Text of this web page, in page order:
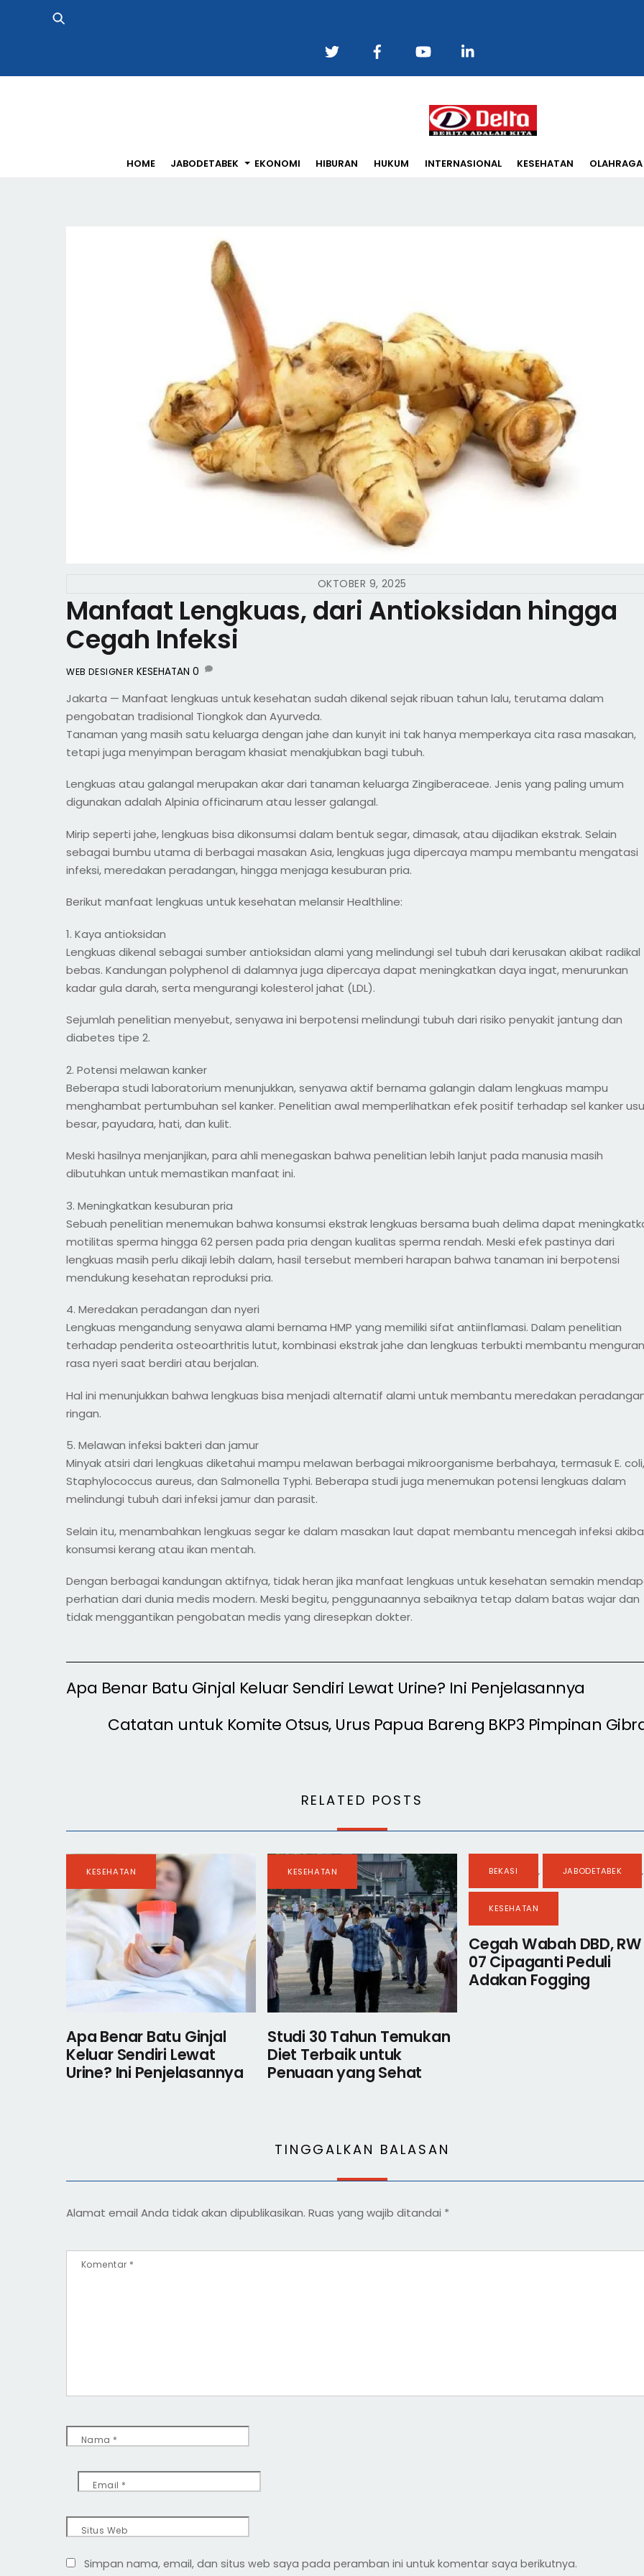
HOME JABODETABEK EKONOMI HIBURAN HUKUM INTERNASIONAL KESEHATAN OLAHRAGA
OKTOBER 9, 2025
Manfaat Lengkuas, dari Antioksidan hingga
Cegah Infeksi
WEB DESIGNER KESEHATAN 0
Jakarta — Manfaat lengkuas untuk kesehatan sudah dikenal sejak ribuan tahun lalu, terutama dalam
pengobatan tradisional Tiongkok dan Ayurveda.
Tanaman yang masih satu keluarga dengan jahe dan kunyit ini tak hanya memperkaya cita rasa masakan,
tetapi juga menyimpan beragam khasiat menakjubkan bagi tubuh.
Lengkuas atau galangal merupakan akar dari tanaman keluarga Zingiberaceae. Jenis yang paling umum
digunakan adalah Alpinia officinarum atau lesser galangal.
Mirip seperti jahe, lengkuas bisa dikonsumsi dalam bentuk segar, dimasak, atau dijadikan ekstrak. Selain
sebagai bumbu utama di berbagai masakan Asia, lengkuas juga dipercaya mampu membantu mengatasi
infeksi, meredakan peradangan, hingga menjaga kesuburan pria.
Berikut manfaat lengkuas untuk kesehatan melansir Healthline:
1. Kaya antioksidan
Lengkuas dikenal sebagai sumber antioksidan alami yang melindungi sel tubuh dari kerusakan akibat radikal
bebas. Kandungan polyphenol di dalamnya juga dipercaya dapat meningkatkan daya ingat, menurunkan
kadar gula darah, serta mengurangi kolesterol jahat (LDL).
Sejumlah penelitian menyebut, senyawa ini berpotensi melindungi tubuh dari risiko penyakit jantung dan
diabetes tipe 2.
2. Potensi melawan kanker
Beberapa studi laboratorium menunjukkan, senyawa aktif bernama galangin dalam lengkuas mampu
menghambat pertumbuhan sel kanker. Penelitian awal memperlihatkan efek positif terhadap sel kanker
besar, payudara, hati, dan kulit.
Meski hasilnya menjanjikan, para ahli menegaskan bahwa penelitian lebih lanjut pada manusia masih
dibutuhkan untuk memastikan manfaat ini.
3. Meningkatkan kesuburan pria
Sebuah penelitian menemukan bahwa konsumsi ekstrak lengkuas bersama buah delima dapat
motilitas sperma hingga 62 persen pada pria dengan kualitas sperma rendah. Meski efek pastinya dari
lengkuas masih perlu dikaji lebih dalam, hasil tersebut memberi harapan bahwa tanaman ini berpotensi
mendukung kesehatan reproduksi pria.
4. Meredakan peradangan dan nyeri
Lengkuas mengandung senyawa alami bernama HMP yang memiliki sifat antiinflamasi. Dalam penelitian
terhadap penderita osteoarthritis lutut, kombinasi ekstrak jahe dan lengkuas terbukti membantu
rasa nyeri saat berdiri atau berjalan.
Hal ini menunjukkan bahwa lengkuas bisa menjadi alternatif alami untuk membantu meredakan
ringan.
5. Melawan infeksi bakteri dan jamur
Minyak atsiri dari lengkuas diketahui mampu melawan berbagai mikroorganisme berbahaya, termasuk E. coli,
Staphylococcus aureus, dan Salmonella Typhi. Beberapa studi juga menemukan potensi lengkuas dalam
melindungi tubuh dari infeksi jamur dan parasit.
Selain itu, menambahkan lengkuas segar ke dalam masakan laut dapat membantu mencegah infeksi
konsumsi kerang atau ikan mentah.
Dengan berbagai kandungan aktifnya, tidak heran jika manfaat lengkuas untuk kesehatan semakin
perhatian dari dunia medis modern. Meski begitu, penggunaannya sebaiknya tetap dalam batas wajar dan
tidak menggantikan pengobatan medis yang diresepkan dokter.
Apa Benar Batu Ginjal Keluar Sendiri Lewat Urine? Ini Penjelasannya
Catatan untuk Komite Otsus, Urus Papua Bareng BKP3 Pimpinan
RELATED POSTS
KESEHATAN
Apa Benar Batu Ginjal
Keluar Sendiri Lewat
Urine? Ini Penjelasannya
KESEHATAN
Studi 30 Tahun Temukan
Diet Terbaik untuk
Penuaan yang Sehat
BEKASI , JABODETABEK ,
KESEHATAN
Cegah Wabah DBD, RW
07 Cipaganti Peduli
Adakan Fogging
TINGGALKAN BALASAN
Alamat email Anda tidak akan dipublikasikan. Ruas yang wajib ditandai *
Komentar *
Nama *
Email *
Situs Web
Simpan nama, email, dan situs web saya pada peramban ini untuk komentar saya berikutnya.